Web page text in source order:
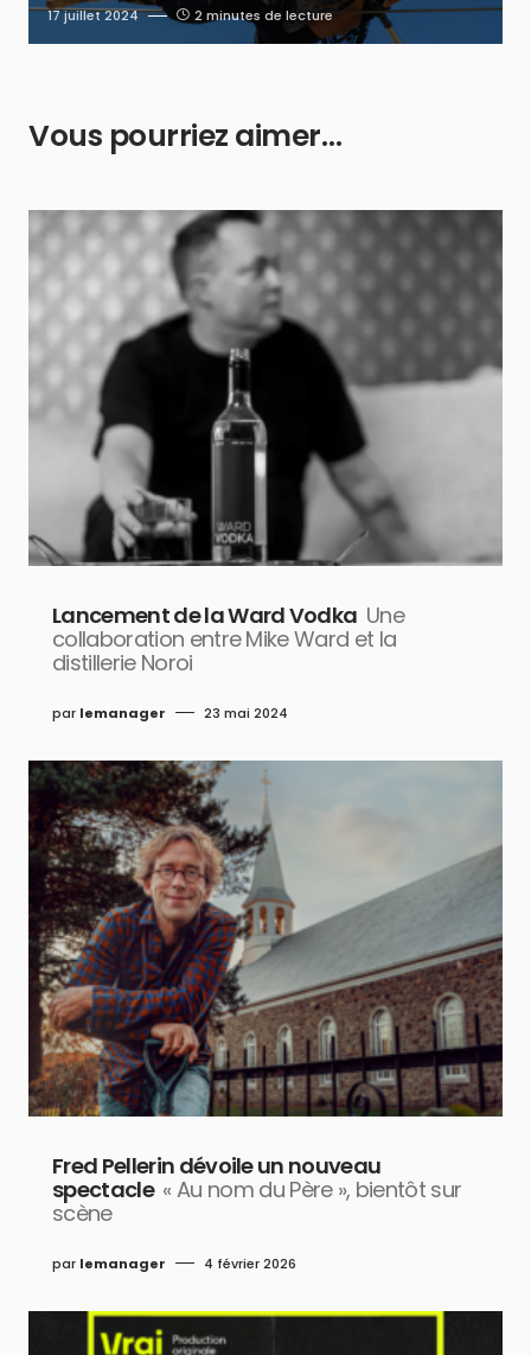
17 juillet 2024 2 minutes de lecture
Vous pourriez aimer…
Lancement de la Ward Vodka Une
collaboration entre Mike Ward et la
distillerie Noroi
par lemanager 23 mai 2024
Fred Pellerin dévoile un nouveau
spectacle « Au nom du Père », bientôt sur
scène
par lemanager 4 février 2026